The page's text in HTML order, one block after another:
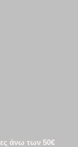
άνω των 50€